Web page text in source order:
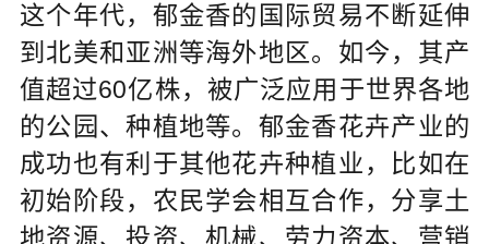
这个年代，郁金香的国际贸易不断延伸
到北美和亚洲等海外地区。如今，其产
值超过60亿株，被广泛应用于世界各地
的公园、种植地等。郁金香花卉产业的
成功也有利于其他花卉种植业，比如在
初始阶段，农民学会相互合作，分享土
地资源、投资、机械、劳力资本、营销